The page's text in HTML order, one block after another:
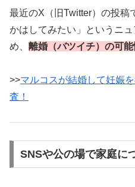
最近のX（旧Twitter）の投稿
かはしてみたい」というニ
め、 離婚（バツイチ）の可能
>>マルコスが結婚して妊娠
査！
SNSや公の場で家庭に